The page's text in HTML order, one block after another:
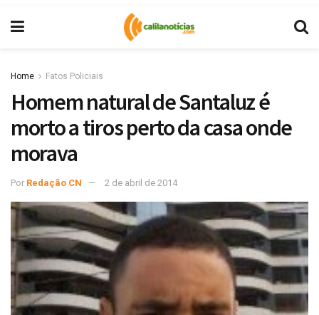
Home Fatos Policiais
Homem natural de Santaluz é
morto a tiros perto da casa onde
morava
Por Redação CN 2 de abril de 2014